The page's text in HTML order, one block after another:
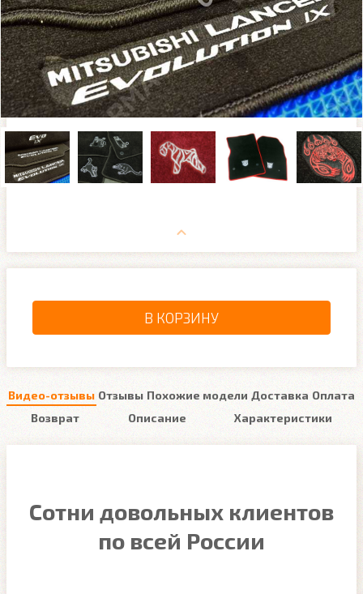
В КОРЗИНУ
Видео-отзывы Отзывы Похожие модели Доставка Оплата
Возврат
Описание Характеристики
Сотни довольных клиентов
по всей России